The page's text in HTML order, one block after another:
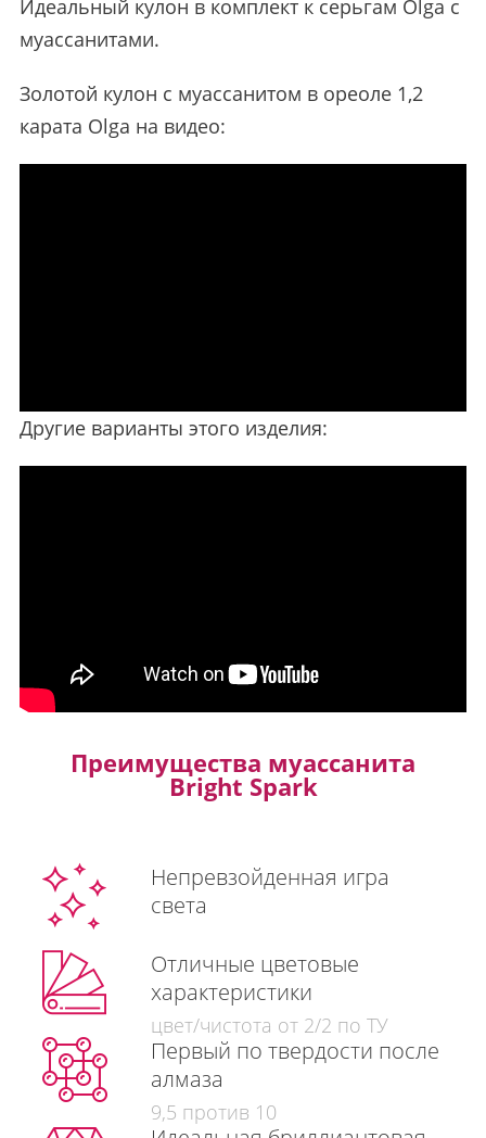
Идеальный кулон в комплект к серьгам Olga с
муассанитами.
Золотой кулон с муассанитом в ореоле 1,2
карата Olga на видео:
Другие варианты этого изделия:
Преимущества муассанита
Bright Spark
Непревзойденная игра
света
Отличные цветовые
характеристики
цвет/чистота от 2/2 по ТУ
Первый по твердости после
алмаза
9,5 против 10